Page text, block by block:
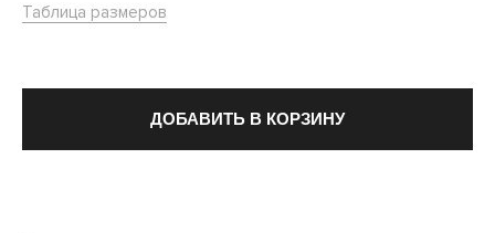
Таблица размеров
ДОБАВИТЬ В КОРЗИНУ